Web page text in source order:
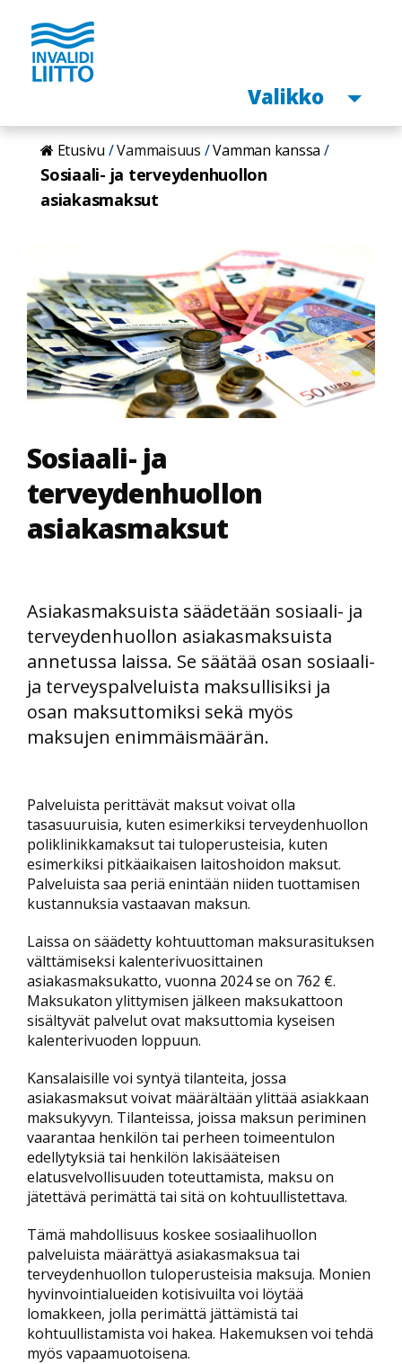
Hyppää
pääsisältöön
Avaa
Valikko
Etusivu Vammaisuus Vamman kanssa
Sosiaali- ja terveydenhuollon
asiakasmaksut
Sosiaali- ja
terveydenhuollon
asiakasmaksut
Asiakasmaksuista säädetään sosiaali- ja
terveydenhuollon asiakasmaksuista
annetussa laissa. Se säätää osan sosiaali-
ja terveyspalveluista maksullisiksi ja
osan maksuttomiksi sekä myös
maksujen enimmäismäärän.
Palveluista perittävät maksut voivat olla
tasasuuruisia, kuten esimerkiksi terveydenhuollon
poliklinikkamaksut tai tuloperusteisia, kuten
esimerkiksi pitkäaikaisen laitoshoidon maksut.
Palveluista saa periä enintään niiden tuottamisen
kustannuksia vastaavan maksun.
Laissa on säädetty kohtuuttoman maksurasituksen
välttämiseksi kalenterivuosittainen
asiakasmaksukatto, vuonna 2024 se on 762 €.
Maksukaton ylittymisen jälkeen maksukattoon
sisältyvät palvelut ovat maksuttomia kyseisen
kalenterivuoden loppuun.
Kansalaisille voi syntyä tilanteita, jossa
asiakasmaksut voivat määrältään ylittää asiakkaan
maksukyvyn. Tilanteissa, joissa maksun periminen
vaarantaa henkilön tai perheen toimeentulon
edellytyksiä tai henkilön lakisääteisen
elatusvelvollisuuden toteuttamista, maksu on
jätettävä perimättä tai sitä on kohtuullistettava.
Tämä mahdollisuus koskee sosiaalihuollon
palveluista määrättyä asiakasmaksua tai
terveydenhuollon tuloperusteisia maksuja. Monien
hyvinvointialueiden kotisivuilta voi löytää
lomakkeen, jolla perimättä jättämistä tai
kohtuullistamista voi hakea. Hakemuksen voi tehdä
myös vapaamuotoisena.